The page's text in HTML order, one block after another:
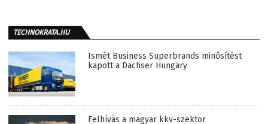
TECHNOKRATA.HU
Ismét Business Superbrands minősítést
kapott a Dachser Hungary
Felhívás a magyar kkv-szektor